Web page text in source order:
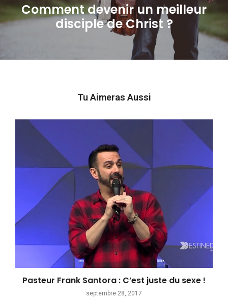
Next
post:
Comment devenir un meilleur
disciple de Christ ?
Tu Aimeras Aussi
Pasteur Frank Santora : C’est juste du sexe !
septembre 28, 2017